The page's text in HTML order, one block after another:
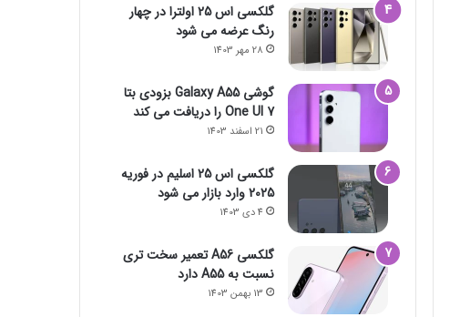
گلکسی اس 25 اولترا در چهار
رنگ عرضه می شود
28 مهر 1403
گوشی Galaxy A55 بزودی بتا
One UI 7 را دریافت می کند
21 اسفند 1403
گلکسی اس 25 اسلیم در فوریه
2025 وارد بازار می شود
4 دی 1403
گلکسی A56 تعمیر سخت تری
نسبت به A55 دارد
13 بهمن 1403